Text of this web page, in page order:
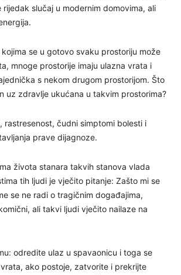
rijedak slučaj u modernim domovima, ali
se u gotovo svaku prostoriju može
mnoge prostorije imaju ulazna vrata i
s nekom drugom prostorijom. Što
uz zdravlje ukućana u takvim prostorima?
rastresenost, čudni simptomi bolesti i
prave dijagnoze.
života stanara takvih stanova vlada
tih ljudi je vječito pitanje: Zašto mi se
se ne radi o tragičnim događajima,
ali takvi ljudi vječito nailaze na
odredite ulaz u spavaonicu i toga se
ako postoje, zatvorite i prekrijte